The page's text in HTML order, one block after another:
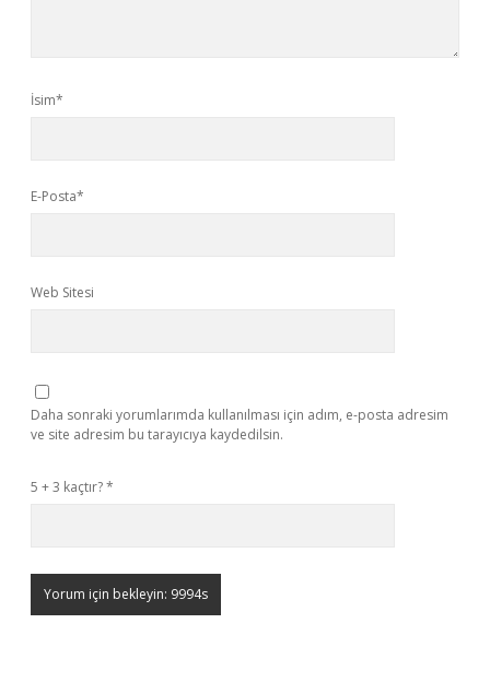
İsim*
E-Posta*
Web Sitesi
Daha sonraki yorumlarımda kullanılması için adım, e-posta adresim
ve site adresim bu tarayıcıya kaydedilsin.
5 + 3 kaçtır?*